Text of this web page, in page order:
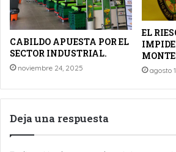
CABILDO APUESTA POR EL
SECTOR INDUSTRIAL.
noviembre 24, 2025
EL
agosto
Deja una respuesta